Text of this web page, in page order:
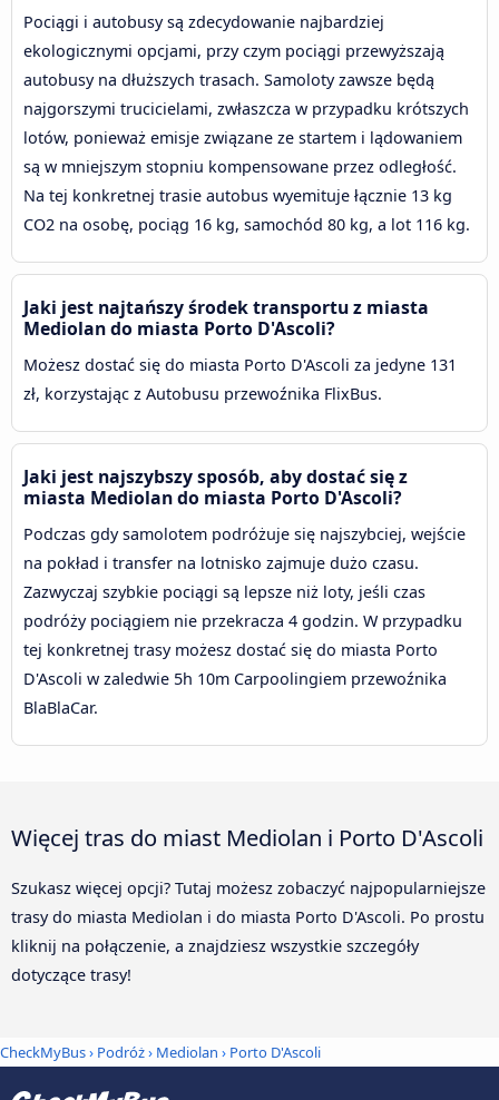
Pociągi i autobusy są zdecydowanie najbardziej
ekologicznymi opcjami, przy czym pociągi przewyższają
autobusy na dłuższych trasach. Samoloty zawsze będą
najgorszymi trucicielami, zwłaszcza w przypadku krótszych
lotów, ponieważ emisje związane ze startem i lądowaniem
są w mniejszym stopniu kompensowane przez odległość.
Na tej konkretnej trasie autobus wyemituje łącznie 13 kg
CO2 na osobę, pociąg 16 kg, samochód 80 kg, a lot 116 kg.
Jaki jest najtańszy środek transportu z miasta
Mediolan do miasta Porto D'Ascoli?
Możesz dostać się do miasta Porto D'Ascoli za jedyne 131
zł, korzystając z Autobusu przewoźnika FlixBus.
Jaki jest najszybszy sposób, aby dostać się z
miasta Mediolan do miasta Porto D'Ascoli?
Podczas gdy samolotem podróżuje się najszybciej, wejście
na pokład i transfer na lotnisko zajmuje dużo czasu.
Zazwyczaj szybkie pociągi są lepsze niż loty, jeśli czas
podróży pociągiem nie przekracza 4 godzin. W przypadku
tej konkretnej trasy możesz dostać się do miasta Porto
D'Ascoli w zaledwie 5h 10m Carpoolingiem przewoźnika
BlaBlaCar.
Więcej tras do miast Mediolan i Porto D'Ascoli
Szukasz więcej opcji? Tutaj możesz zobaczyć najpopularniejsze
trasy do miasta Mediolan i do miasta Porto D'Ascoli. Po prostu
kliknij na połączenie, a znajdziesz wszystkie szczegóły
dotyczące trasy!
CheckMyBus› Podróż› Mediolan › Porto D'Ascoli